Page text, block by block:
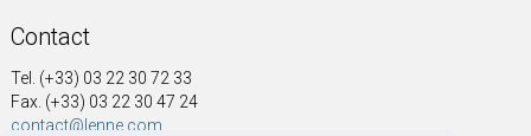
Contact
Tel. (+33) 03 22 30 72 33
Fax. (+33) 03 22 30 47 24
contact@lenne.com